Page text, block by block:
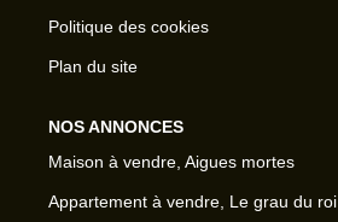
Politique des cookies
Plan du site
NOS ANNONCES
Maison à vendre, Aigues mortes
Appartement à vendre, Le grau du roi